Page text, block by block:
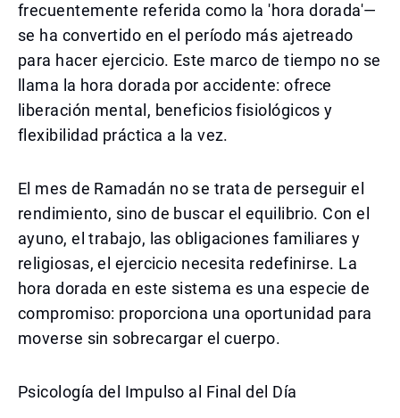
frecuentemente referida como la 'hora dorada'—
se ha convertido en el período más ajetreado
para hacer ejercicio. Este marco de tiempo no se
llama la hora dorada por accidente: ofrece
liberación mental, beneficios fisiológicos y
flexibilidad práctica a la vez.
El mes de Ramadán no se trata de perseguir el
rendimiento, sino de buscar el equilibrio. Con el
ayuno, el trabajo, las obligaciones familiares y
religiosas, el ejercicio necesita redefinirse. La
hora dorada en este sistema es una especie de
compromiso: proporciona una oportunidad para
moverse sin sobrecargar el cuerpo.
Psicología del Impulso al Final del Día